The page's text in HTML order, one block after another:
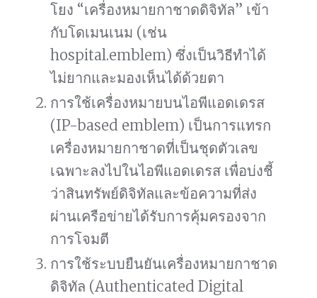
โยง “เครื่องหมายกาชาดดิจิทัล” เข้า
กับโดเมนเนม (เช่น
hospital.emblem) ซึ่งเป็นวิธีทำได้
ไม่ยากและมองเห็นได้ด้วยตา
การใช้เครื่องหมายบนไอพีแอดเดรส
(IP-based emblem) เป็นการแทรก
เครื่องหมายกาชาดที่เป็นชุดตัวเลข
เฉพาะลงไปในไอพีแอดเดรส เพื่อบ่งชี้
ว่าสินทรัพย์ดิจิทัลและข้อความที่ส่ง
ผ่านเครือข่ายได้รับการคุ้มครองจาก
การโจมตี
การใช้ระบบยืนยันเครื่องหมายกาชาด
ดิจิทัล (Authenticated Digital